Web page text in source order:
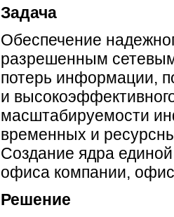
Задача
Обеспечение
разрешенным
потерь информации,
и
масштабируемости
временных и
Создание ядра
офиса компании,
Решение